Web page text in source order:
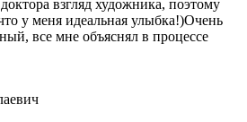
взгляд художника, поэтому
у меня идеальная улыбка!)Очень
все мне объяснял в процессе